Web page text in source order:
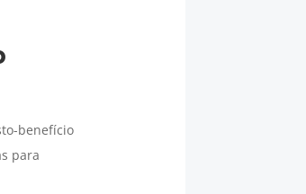
benefício
para